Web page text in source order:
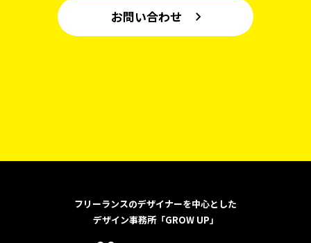
お問い合わせ
フリーランスのデザイナーを中心とした
デザイン事務所「GROW UP」